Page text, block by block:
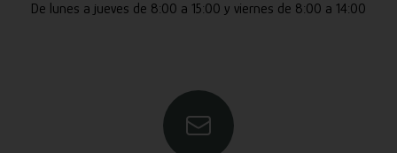
De lunes a jueves de 8:00 a 15:00 y viernes de 8:00 a 14:00